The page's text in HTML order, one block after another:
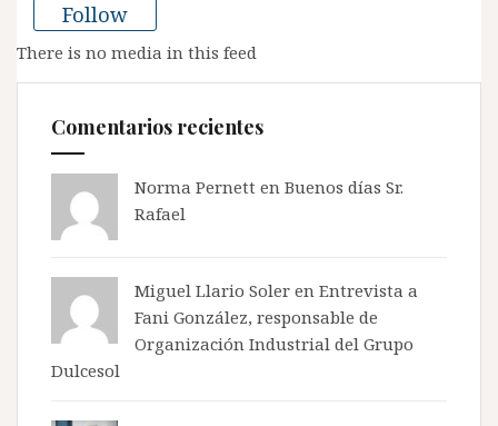
Follow
There is no media in this feed
Comentarios recientes
Norma Pernett en Buenos días Sr.
Rafael
Miguel Llario Soler en Entrevista a
Fani González, responsable de
Organización Industrial del Grupo
Dulcesol